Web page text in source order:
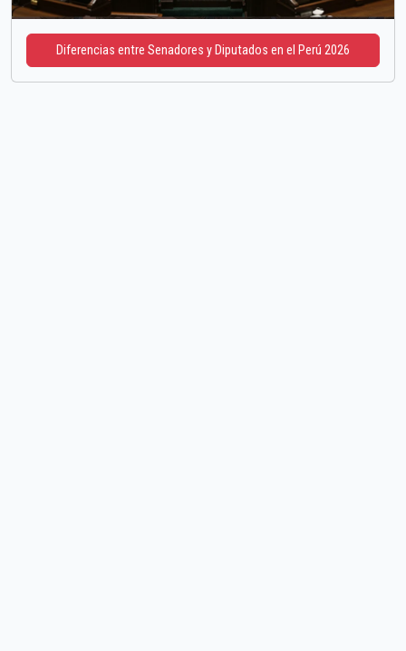
Diferencias entre Senadores y Diputados en el Perú 2026